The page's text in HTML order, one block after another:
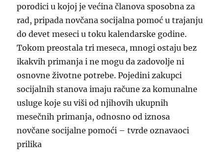
porodici u kojoj je većina članova sposobna za
rad, pripada novčana socijalna pomoć u trajanju
do devet meseci u toku kalendarske godine.
Tokom preostala tri meseca, mnogi ostaju bez
ikakvih primanja i ne mogu da zadovolje ni
osnovne životne potrebe. Pojedini zakupci
socijalnih stanova imaju račune za komunalne
usluge koje su viši od njihovih ukupnih
mesečnih primanja, odnosno od iznosa
novčane socijalne pomoći – tvrde oznavaoci
prilika